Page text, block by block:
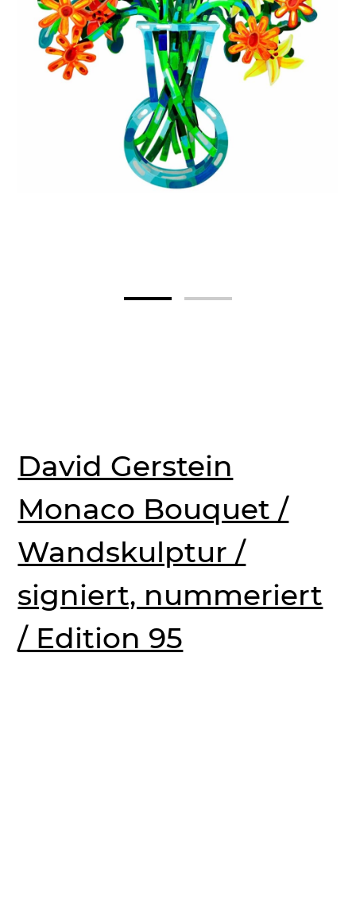
David Gerstein
Monaco Bouquet /
Wandskulptur /
signiert, nummeriert
/ Edition 95